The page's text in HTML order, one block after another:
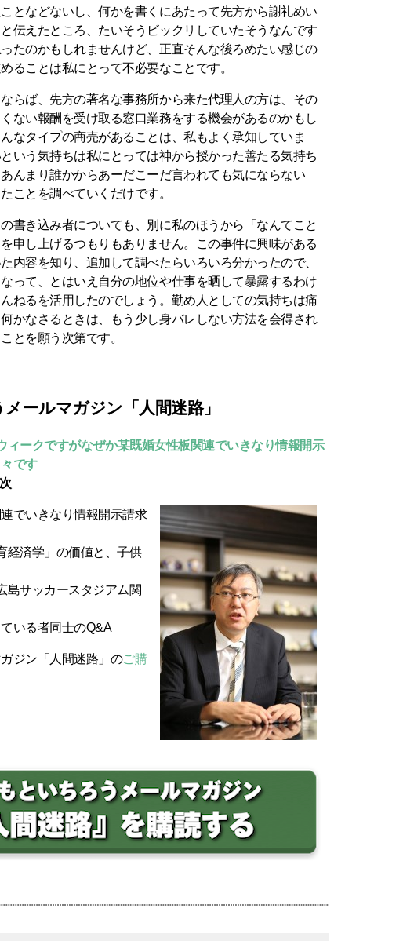
となどないし、何かを書くにあたって先方から謝礼めい
伝えたところ、たいそうビックリしていたそうなんです
たのかもしれませんけど、正直そんな後ろめたい感じの
ることは私にとって不必要なことです。
らば、先方の著名な事務所から来た代理人の方は、その
ない報酬を受け取る窓口業務をする機会があるのかもし
なタイプの商売があることは、私もよく承知していま
いう気持ちは私にとっては神から授かった善たる気持ち
んまり誰かからあーだこーだ言われても気にならない
ことを調べていくだけです。
書き込み者についても、別に私のほうから「なんてこと
申し上げるつもりもありません。この事件に興味がある
内容を知り、追加して調べたらいろいろ分かったので、
って、とはいえ自分の地位や仕事を晒して暴露するわけ
ねるを活用したのでしょう。勤め人としての気持ちは痛
かなさるときは、もう少し身バレしない方法を会得され
とを願う次第です。
ールマガジン「人間迷路」
ィークですがなぜか某既婚女性板関連でいきなり情報開示
です
でいきなり情報開示請求
経済学」の価値と、子供
島サッカースタジアム関
いる者同士のQ&A
ジン「人間迷路」のご購